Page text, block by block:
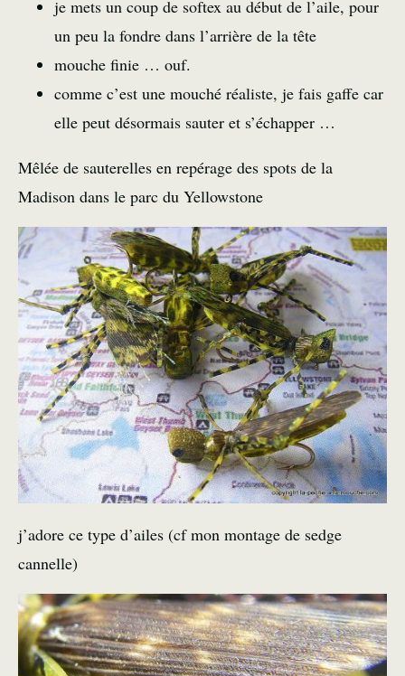
je mets un coup de softex au début de l’aile, pour
un peu la fondre dans l’arrière de la tête
mouche finie … ouf.
comme c’est une mouché réaliste, je fais gaffe car
elle peut désormais sauter et s’échapper …
Mêlée de sauterelles en repérage des spots de la
Madison dans le parc du Yellowstone
j’adore ce type d’ailes (cf mon montage de sedge
cannelle)